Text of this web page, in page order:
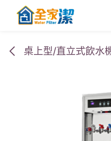
跳至內容
桌上型/直立式飲水